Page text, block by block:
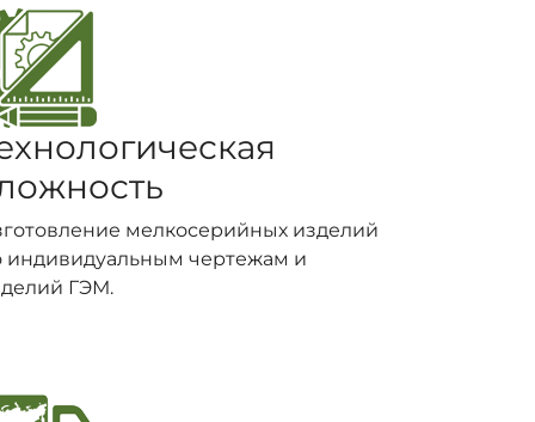
мелкосерийных изделий
индивидуальным чертежам и
ГЭМ.